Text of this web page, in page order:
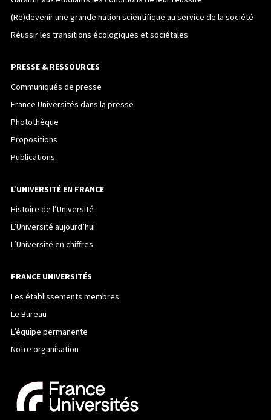
(Re)devenir une grande nation scientifique au service de la société
Réussir les transitions écologiques et sociétales
PRESSE & RESSOURCES
Communiqués de presse
France Universités dans la presse
Photothèque
Propositions
Publications
L’UNIVERSITÉ EN FRANCE
Histoire de l’Université
L’Université aujourd’hui
L’Université en chiffres
FRANCE UNIVERSITÉS
Les établissements membres
Le Bureau
L’équipe permanente
Notre organisation